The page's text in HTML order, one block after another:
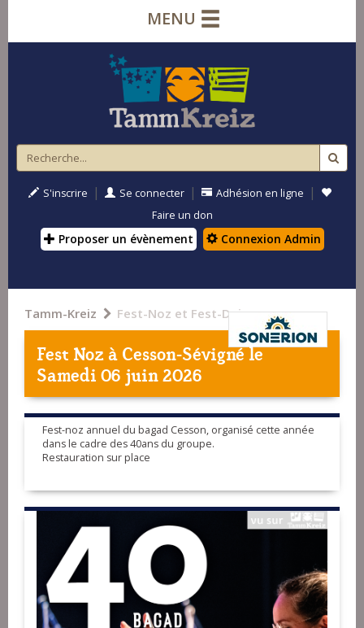
MENU
S'inscrire | Se connecter | Adhésion en ligne |
Faire un don
Proposer un évènement Connexion Admin
Tamm-Kreiz Fest-Noz et Fest-Deiz
Fest Noz àCesson-Sévignéle
Samedi 06 juin 2026
Fest-noz annuel du bagad Cesson, organisé cette année
dans le cadre des 40ans du groupe.
Restauration sur place